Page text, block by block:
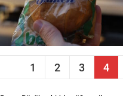
1 2 3 4